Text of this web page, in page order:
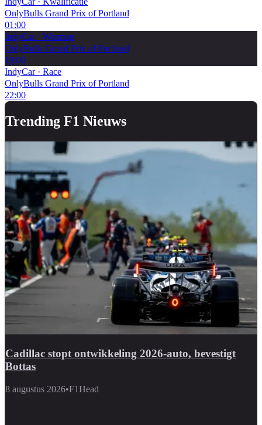
OnlyBulls Grand Prix of Portland
01:00
IndyCar· Warmup
OnlyBulls Grand Prix of Portland
19:00
IndyCar· Race
OnlyBulls Grand Prix of Portland
22:00
Trending F1 Nieuws
Cadillac stopt ontwikkeling 2026-auto, bevestigt
Bottas
8 augustus 2026•F1Head